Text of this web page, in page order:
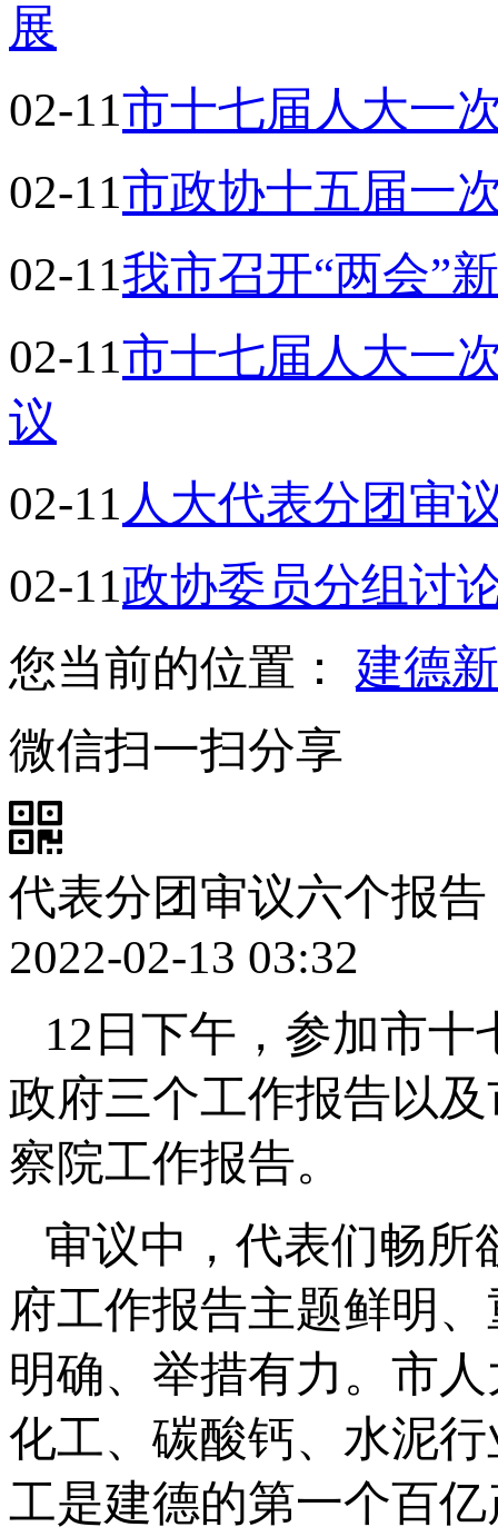
展
02-11市十七届人大一
02-11市政协十五届一
02-11我市召开“两会”
02-11市十七届人大一
议
02-11 人大代表分团审
02-11政协委员分组讨
您当前的位置： 建德
微信扫一扫分享
代表分团审议六个报告
2022-02-13 03:32
12日下午，参加市
政府三个工作报告以
察院工作报告。
审议中，代表们畅所
府工作报告主题鲜明
明确、举措有力。市
化工、碳酸钙、水泥
工是建德的第一个百